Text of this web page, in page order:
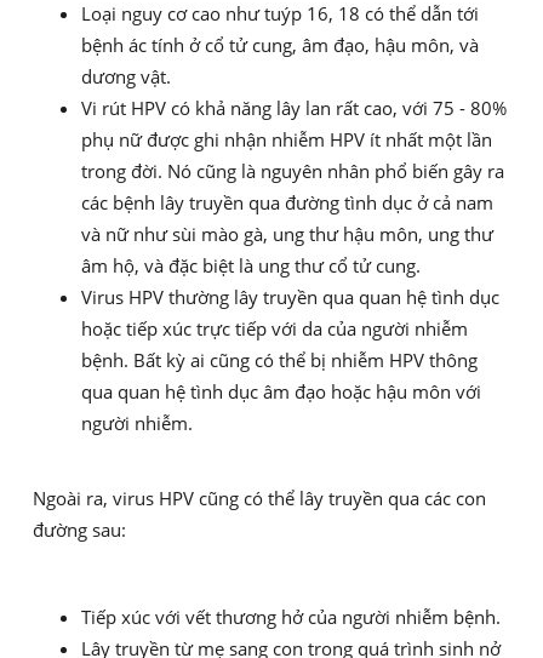
Loại nguy cơ cao như tuýp 16, 18 có thể dẫn tới
bệnh ác tính ở cổ tử cung, âm đạo, hậu môn, và
dương vật.
Vi rút HPV có khả năng lây lan rất cao, với 75 - 80%
phụ nữ được ghi nhận nhiễm HPV ít nhất một lần
trong đời. Nó cũng là nguyên nhân phổ biến gây ra
các bệnh lây truyền qua đường tình dục ở cả nam
và nữ như sùi mào gà, ung thư hậu môn, ung thư
âm hộ, và đặc biệt là ung thư cổ tử cung.
Virus HPV thường lây truyền qua quan hệ tình dục
hoặc tiếp xúc trực tiếp với da của người nhiễm
bệnh. Bất kỳ ai cũng có thể bị nhiễm HPV thông
qua quan hệ tình dục âm đạo hoặc hậu môn với
người nhiễm.
Ngoài ra, virus HPV cũng có thể lây truyền qua các con
đường sau:
Tiếp xúc với vết thương hở của người nhiễm bệnh.
Lây truyền từ mẹ sang con trong quá trình sinh nở